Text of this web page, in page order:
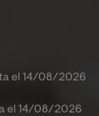
el 14/08/2026
el 14/08/2026